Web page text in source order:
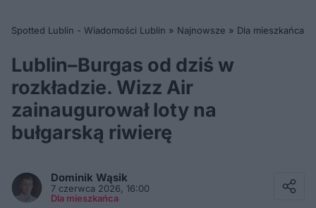
Spotted Lublin - Wiadomości Lublin » Najnowsze » Dla mieszkańca
Lublin–Burgas od dziś w
rozkładzie. Wizz Air
zainaugurował loty na
bułgarską riwierę
Dominik Wąsik
7 czerwca 2026, 16:00
Dla mieszkańca